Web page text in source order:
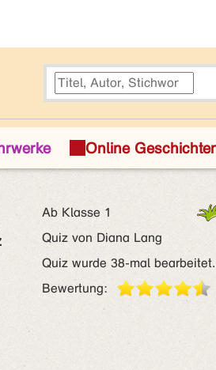
Ab Klasse 1
Quiz von Diana Lang
Quiz wurde 38-mal bearbeitet.
Bewertung: